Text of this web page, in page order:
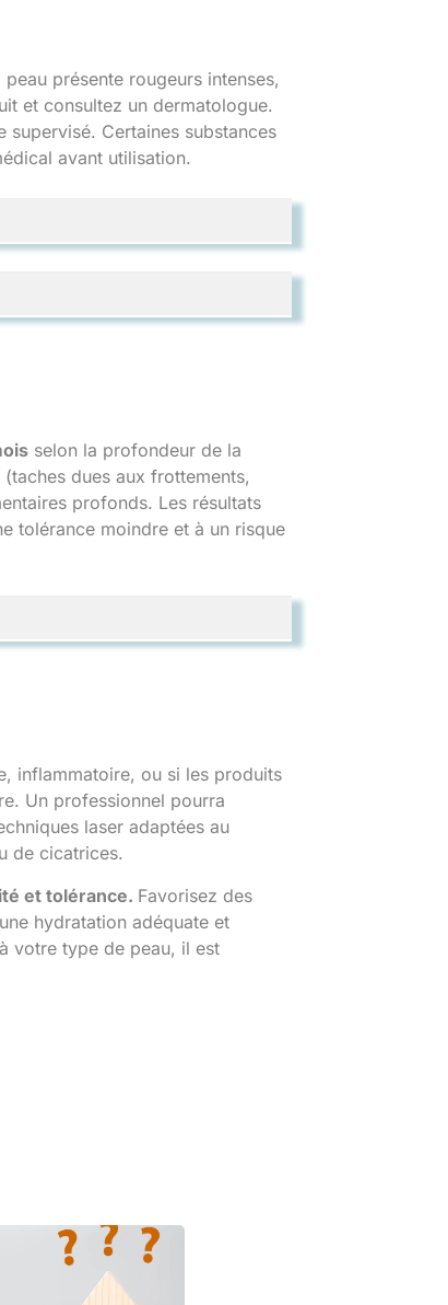
peau présente rougeurs intenses,
et consultez un dermatologue.
supervisé. Certaines substances
avant utilisation.
selon la profondeur de la
dues aux frottements,
profonds. Les résultats
tolérance moindre et à un risque
inflammatoire, ou si les produits
Un professionnel pourra
laser adaptées au
de cicatrices.
et tolérance. Favorisez des
hydratation adéquate et
votre type de peau, il est